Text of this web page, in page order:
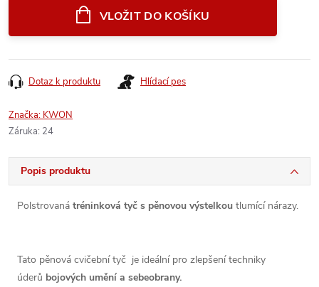
VLOŽIT DO KOŠÍKU
Dotaz k produktu Hlídací pes
Značka: KWON
Záruka: 24
Popis produktu
Polstrovaná tréninková tyč s pěnovou výstelkou tlumící nárazy.
Tato pěnová cvičební tyč je ideální pro zlepšení techniky
úderů bojových umění a sebeobrany.